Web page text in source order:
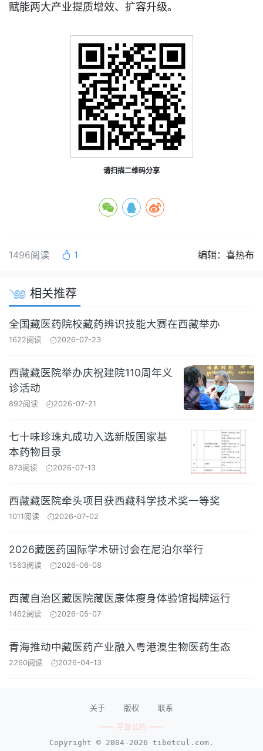
赋能两大产业提质增效、扩容升级。
请扫描二维码分享
1496阅读 1 编辑：喜热布
相关推荐
全国藏医药院校藏药辨识技能大赛在西藏举办
1622阅读 2026-07-23
西藏藏医院举办庆祝建院110周年义
诊活动
892阅读 2026-07-21
七十味珍珠丸成功入选新版国家基
本药物目录
873阅读 2026-07-13
西藏藏医院牵头项目获西藏科学技术奖一等奖
1011阅读 2026-07-02
2026藏医药国际学术研讨会在尼泊尔举行
1563阅读 2026-06-08
西藏自治区藏医院藏医康体瘦身体验馆揭牌运行
1462阅读 2026-05-07
青海推动中藏医药产业融入粤港澳生物医药生态
2260阅读 2026-04-13
关于 版权 联系
—— 平台公约 ——
Copyright © 2004-2026 tibetcul.com.